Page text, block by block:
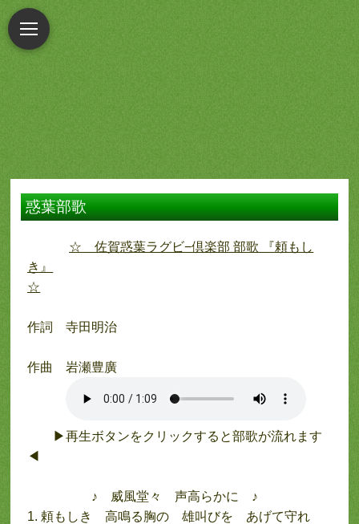
惑葉部歌
☆ 佐賀惑葉ラグビ−倶楽部 部歌 『頼もし
き』
☆
作詞 寺田明治
作曲 岩瀬豊廣
▶再生ボタンをクリックすると部歌が流れます
◀
♪ 威風堂々 声高らかに ♪
1. 頼もしき 高鳴る胸の 雄叫びを あげて守れ